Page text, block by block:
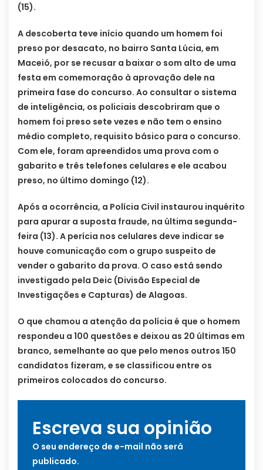
(15).
A descoberta teve início quando um homem foi
preso por desacato, no bairro Santa Lúcia, em
Maceió, por se recusar a baixar o som alto de uma
festa em comemoração à aprovação dele na
primeira fase do concurso. Ao consultar o sistema
de inteligência, os policiais descobriram que o
homem foi preso sete vezes e não tem o ensino
médio completo, requisito básico para o concurso.
Com ele, foram apreendidos uma prova com o
gabarito e três telefones celulares e ele acabou
preso, no último domingo (12).
Após a ocorrência, a Polícia Civil instaurou inquérito
para apurar a suposta fraude, na última segunda-
feira (13). A perícia nos celulares deve indicar se
houve comunicação com o grupo suspeito de
vender o gabarito da prova. O caso está sendo
investigado pela Deic (Divisão Especial de
Investigações e Capturas) de Alagoas.
O que chamou a atenção da polícia é que o homem
respondeu a 100 questões e deixou as 20 últimas em
branco, semelhante ao que pelo menos outros 150
candidatos fizeram, e se classificou entre os
primeiros colocados do concurso.
Escreva sua opinião
O seu endereço de e-mail não será
publicado.